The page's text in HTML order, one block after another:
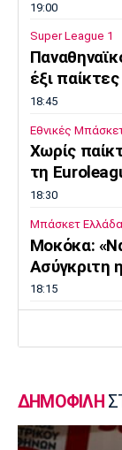
19:00
Super League 1
έξι
18:45
Εθνικές
Χωρίς
τη
18:30
Μπάσκετ Ελλάδα
Μοκόκα:
Ασύγκριτη
18:15
Ισπανία -
Ποδόσφαιρο -
Η Νορβηγία
ΔΗΜΟΦΙΛΗ